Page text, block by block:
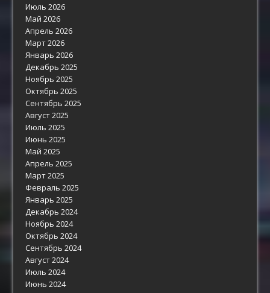
Июль 2026
Май 2026
Апрель 2026
Март 2026
Январь 2026
Декабрь 2025
Ноябрь 2025
Октябрь 2025
Сентябрь 2025
Август 2025
Июль 2025
Июнь 2025
Май 2025
Апрель 2025
Март 2025
Февраль 2025
Январь 2025
Декабрь 2024
Ноябрь 2024
Октябрь 2024
Сентябрь 2024
Август 2024
Июль 2024
Июнь 2024